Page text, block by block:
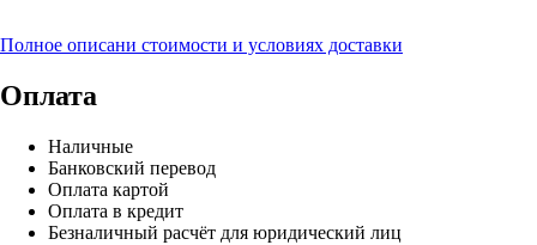
Полное описани стоимости и условиях доставки
Оплата
Наличные
Банковский перевод
Оплата картой
Оплата в кредит
Безналичный расчёт для юридический лиц